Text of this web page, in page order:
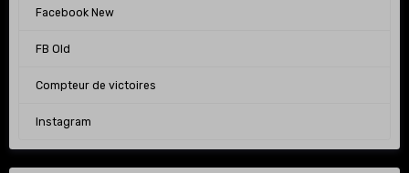
Facebook New
FB Old
Compteur de victoires
Instagram